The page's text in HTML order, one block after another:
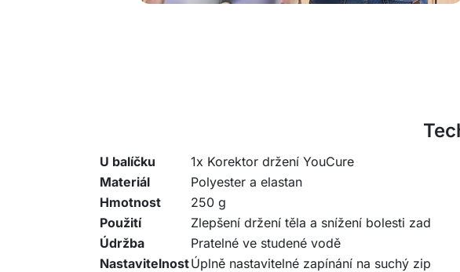
U balíčku
1x Korektor držení YouCure
Materiál
Polyester a elastan
Hmotnost
250 g
Použití
Zlepšení držení těla a snížení bolesti zad
Údržba
Pratelné ve studené vodě
NastavitelnostÚplně nastavitelné zapínání na suchý zip